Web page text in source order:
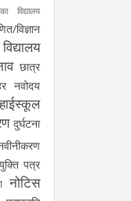
विद्यालय
विज्ञान
छात्र
नवोदय
दुर्घटना
पत्र
नोटिस